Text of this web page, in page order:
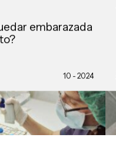
embarazada
10 - 2024